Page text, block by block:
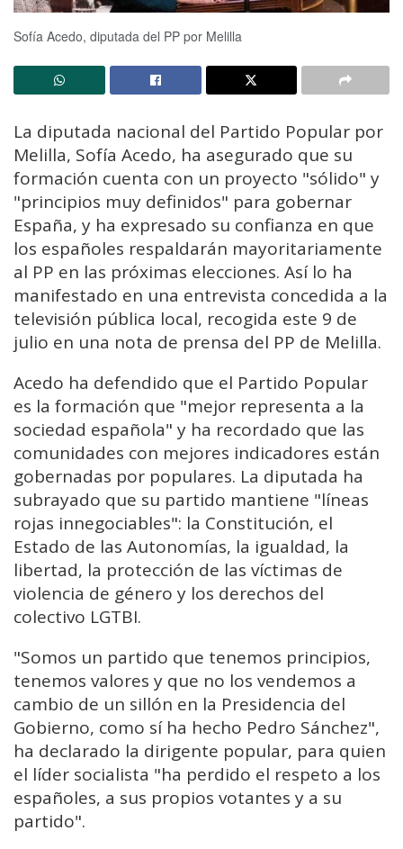
Sofía Acedo, diputada del PP por Melilla
La diputada nacional del Partido Popular por
Melilla, Sofía Acedo, ha asegurado que su
formación cuenta con un proyecto "sólido" y
"principios muy definidos" para gobernar
España, y ha expresado su confianza en que
los españoles respaldarán mayoritariamente
al PP en las próximas elecciones. Así lo ha
manifestado en una entrevista concedida a la
televisión pública local, recogida este 9 de
julio en una nota de prensa del PP de Melilla.
Acedo ha defendido que el Partido Popular
es la formación que "mejor representa a la
sociedad española" y ha recordado que las
comunidades con mejores indicadores están
gobernadas por populares. La diputada ha
subrayado que su partido mantiene "líneas
rojas innegociables": la Constitución, el
Estado de las Autonomías, la igualdad, la
libertad, la protección de las víctimas de
violencia de género y los derechos del
colectivo LGTBI.
"Somos un partido que tenemos principios,
tenemos valores y que no los vendemos a
cambio de un sillón en la Presidencia del
Gobierno, como sí ha hecho Pedro Sánchez",
ha declarado la dirigente popular, para quien
el líder socialista "ha perdido el respeto a los
españoles, a sus propios votantes y a su
partido".